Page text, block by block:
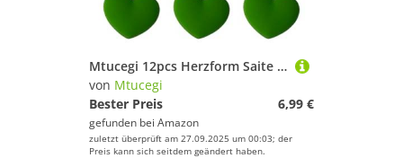
Mtucegi 12pcs Herzform Saite Dämpfung Tennis Racet Dämpfer Absorber Vibrationen Schläger Dämpfer Stylish Tennis Geschenkset
von Mtucegi
Bester Preis
6,99 €
gefunden bei Amazon
zuletzt überprüft am 27.09.2025 um 00:03; der
Preis kann sich seitdem geändert haben.